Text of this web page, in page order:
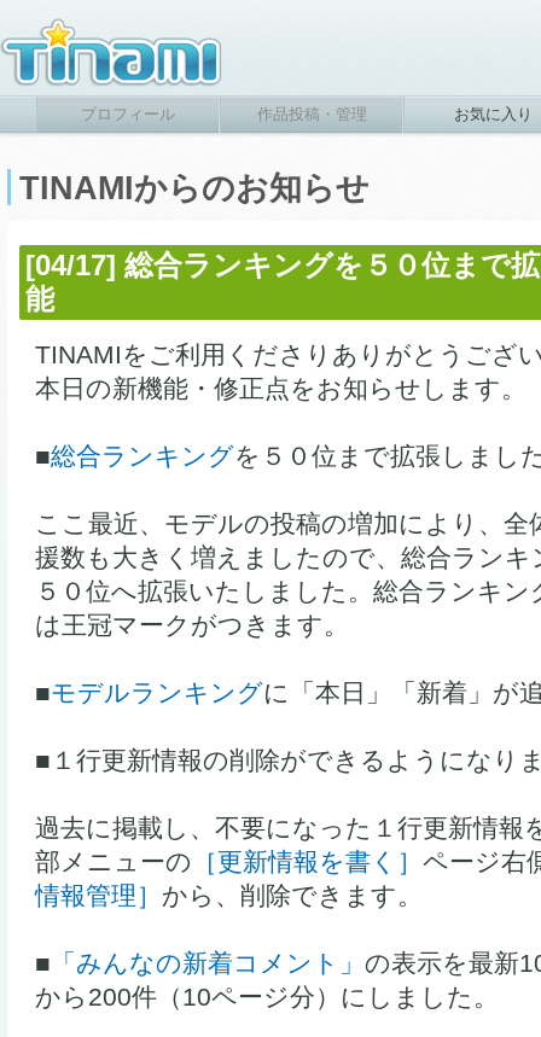
プロフィール 作品投稿・管理 お気に入り
TINAMIからのお知らせ
[04/17] 総合ランキングを５０位まで
能
TINAMIをご利用くださりありがとうござ
本日の新機能・修正点をお知らせします。
■総合ランキングを５０位まで拡張しまし
ここ最近、モデルの投稿の増加により、全
援数も大きく増えましたので、総合ランキ
５０位へ拡張いたしました。総合ランキ
は王冠マークがつきます。
■モデルランキングに「本日」「新着」が
■１行更新情報の削除ができるようになり
過去に掲載し、不要になった１行更新情報
部メニューの ［更新情報を書く］ ページ右
情報管理］ から、削除できます。
■ 「みんなの新着コメント」 の表示を最新
から200件（10ページ分）にしました。